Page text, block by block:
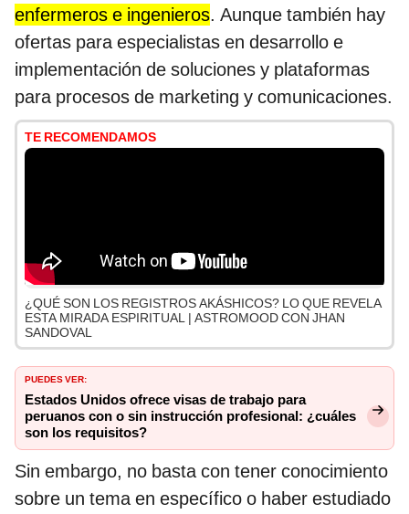
enfermeros e ingenieros. Aunque también hay
ofertas para especialistas en desarrollo e
implementación de soluciones y plataformas
para procesos de marketing y comunicaciones.
TE RECOMENDAMOS
¿QUÉ SON LOS REGISTROS AKÁSHICOS? LO QUE REVELA
ESTA MIRADA ESPIRITUAL | ASTROMOOD CON JHAN
SANDOVAL
PUEDES VER:
Estados Unidos ofrece visas de trabajo para
peruanos con o sin instrucción profesional: ¿cuáles
son los requisitos?
Sin embargo, no basta con tener conocimiento
sobre un tema en específico o haber estudiado